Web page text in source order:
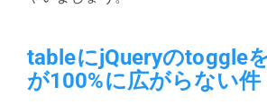
tableにjQueryのtoggle
が100%に広がらない件